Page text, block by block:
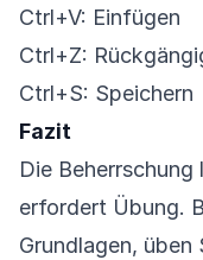
Ctrl+V: Einfügen
Ctrl+Z:
Ctrl+S: Speichern
Fazit
Die
erfordert Übung.
Grundlagen,